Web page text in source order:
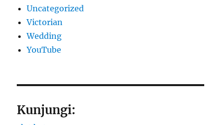
Uncategorized
Victorian
Wedding
YouTube
Kunjungi: